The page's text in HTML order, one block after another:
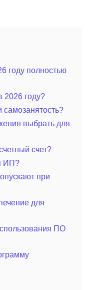
году полностью
2026 году?
выбрать для
счет?
ИП?
при
для
ПО